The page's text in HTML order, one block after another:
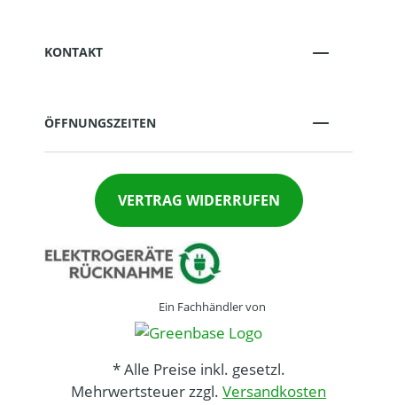
KONTAKT
ÖFFNUNGSZEITEN
VERTRAG WIDERRUFEN
Ein Fachhändler von
* Alle Preise inkl. gesetzl.
Mehrwertsteuer zzgl. Versandkosten